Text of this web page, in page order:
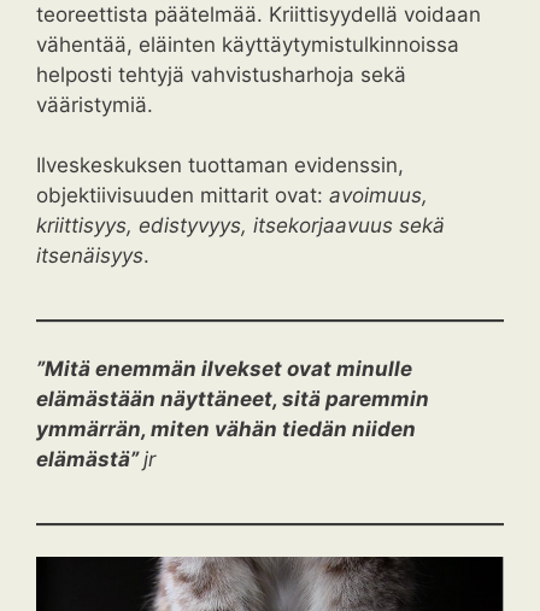
teoreettista päätelmää. Kriittisyydellä voidaan
vähentää, eläinten käyttäytymistulkinnoissa
helposti tehtyjä vahvistusharhoja sekä
vääristymiä.
Ilveskeskuksen tuottaman evidenssin,
objektiivisuuden mittarit ovat: avoimuus,
kriittisyys, edistyvyys, itsekorjaavuus sekä
itsenäisyys.
”Mitä enemmän ilvekset ovat minulle
elämästään näyttäneet, sitä paremmin
ymmärrän, miten vähän tiedän niiden
elämästä”jr